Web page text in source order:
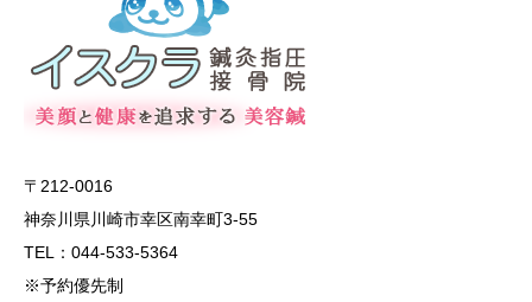
〒212-0016
神奈川県川崎市幸区南幸町3-55
TEL：044-533-5364
※予約優先制